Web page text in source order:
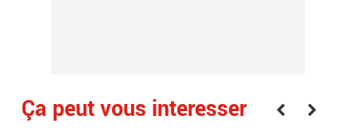
Ça peut vous interesser